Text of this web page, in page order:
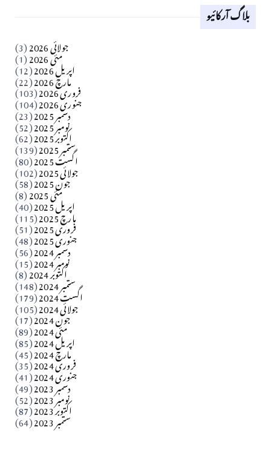
Apr 18, 2026
آزاد کشمیر جیسے احتجاج کی ضرورت ہے؟ از،،، ظہیرالدین
بلاگ آرکائیو
جولائی 2026 (3) مئی 2026 (1) اپریل 2026 (12) مارچ 2026 (22) فروری 2026 (103) جنوری 2026 (104) دسمبر 2025 (23) نومبر 2025 (52) اکتوبر 2025 (62) ستمبر 2025 (139) اگست 2025 (80) جولائی 2025 (102) جون 2025 (58) مئی 2025 (8) اپریل 2025 (40) مارچ 2025 (115) فروری 2025 (51) جنوری 2025 (48) دسمبر 2024 (56) نومبر 2024 (15) اکتوبر 2024 (8) ستمبر 2024 (148) اگست 2024 (179) جولائی 2024 (105) جون 2024 (17) مئی 2024 (89) اپریل 2024 (85) مارچ 2024 (45) فروری 2024 (35) جنوری 2024 (41) دسمبر 2023 (49) نومبر 2023 (52) اکتوبر 2023 (87) ستمبر 2023 (64)